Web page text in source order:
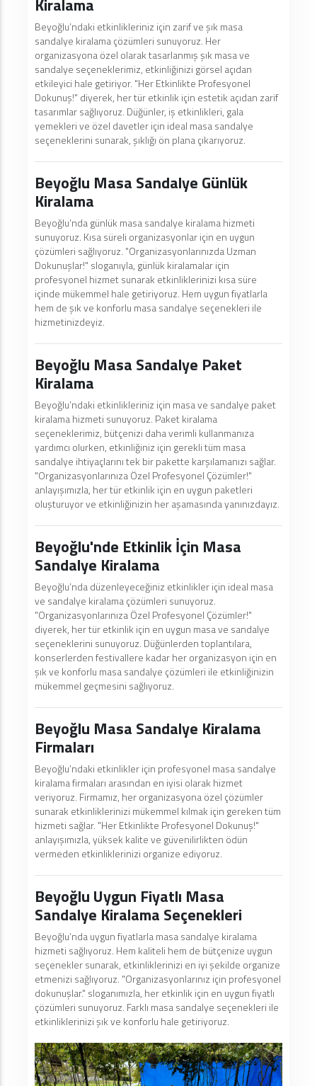
Kiralama
Beyoğlu’ndaki etkinlikleriniz için zarif ve şık masa
sandalye kiralama çözümleri sunuyoruz. Her
organizasyona özel olarak tasarlanmış şık masa ve
sandalye seçeneklerimiz, etkinliğinizi görsel açıdan
etkileyici hale getiriyor. "Her Etkinlikte Profesyonel
Dokunuş!" diyerek, her tür etkinlik için estetik açıdan zarif
tasarımlar sağlıyoruz. Düğünler, iş etkinlikleri, gala
yemekleri ve özel davetler için ideal masa sandalye
seçeneklerini sunarak, şıklığı ön plana çıkarıyoruz.
Beyoğlu Masa Sandalye Günlük
Kiralama
Beyoğlu’nda günlük masa sandalye kiralama hizmeti
sunuyoruz. Kısa süreli organizasyonlar için en uygun
çözümleri sağlıyoruz. "Organizasyonlarınızda Uzman
Dokunuşlar!" sloganıyla, günlük kiralamalar için
profesyonel hizmet sunarak etkinliklerinizi kısa süre
içinde mükemmel hale getiriyoruz. Hem uygun fiyatlarla
hem de şık ve konforlu masa sandalye seçenekleri ile
hizmetinizdeyiz.
Beyoğlu Masa Sandalye Paket
Kiralama
Beyoğlu’ndaki etkinlikleriniz için masa ve sandalye paket
kiralama hizmeti sunuyoruz. Paket kiralama
seçeneklerimiz, bütçenizi daha verimli kullanmanıza
yardımcı olurken, etkinliğiniz için gerekli tüm masa
sandalye ihtiyaçlarını tek bir pakette karşılamanızı sağlar.
"Organizasyonlarınıza Özel Profesyonel Çözümler!"
anlayışımızla, her tür etkinlik için en uygun paketleri
oluşturuyor ve etkinliğinizin her aşamasında yanınızdayız.
Beyoğlu'nde Etkinlik İçin Masa
Sandalye Kiralama
Beyoğlu’nda düzenleyeceğiniz etkinlikler için ideal masa
ve sandalye kiralama çözümleri sunuyoruz.
"Organizasyonlarınıza Özel Profesyonel Çözümler!"
diyerek, her tür etkinlik için en uygun masa ve sandalye
seçeneklerini sunuyoruz. Düğünlerden toplantılara,
konserlerden festivallere kadar her organizasyon için en
şık ve konforlu masa sandalye çözümleri ile etkinliğinizin
mükemmel geçmesini sağlıyoruz.
Beyoğlu Masa Sandalye Kiralama
Firmaları
Beyoğlu’ndaki etkinlikler için profesyonel masa sandalye
kiralama firmaları arasından en iyisi olarak hizmet
veriyoruz. Firmamız, her organizasyona özel çözümler
sunarak etkinliklerinizi mükemmel kılmak için gereken tüm
hizmeti sağlar. "Her Etkinlikte Profesyonel Dokunuş!"
anlayışımızla, yüksek kalite ve güvenilirlikten ödün
vermeden etkinliklerinizi organize ediyoruz.
Beyoğlu Uygun Fiyatlı Masa
Sandalye Kiralama Seçenekleri
Beyoğlu’nda uygun fiyatlarla masa sandalye kiralama
hizmeti sağlıyoruz. Hem kaliteli hem de bütçenize uygun
seçenekler sunarak, etkinliklerinizi en iyi şekilde organize
etmenizi sağlıyoruz. "Organizasyonlarınız için profesyonel
dokunuşlar." sloganımızla, her etkinlik için en uygun fiyatlı
çözümleri sunuyoruz. Farklı masa sandalye seçenekleri ile
etkinliklerinizi şık ve konforlu hale getiriyoruz.